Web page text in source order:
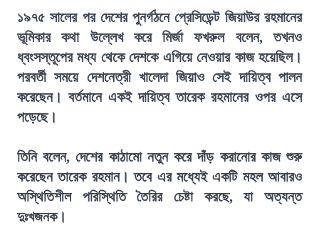
১৯৭৫ সালের পর দেশের পুনর্গঠনে প্রেসিডেন্ট জিয়াউর রহমানের
ভূমিকার কথা উল্লেখ করে মির্জা ফখরুল বলেন, তখনও
ধ্বংসস্তূপের মধ্য থেকে দেশকে এগিয়ে নেওয়ার কাজ হয়েছিল।
পরবর্তী সময়ে দেশনেত্রী খালেদা জিয়াও সেই দায়িত্ব পালন
করেছেন। বর্তমানে একই দায়িত্ব তারেক রহমানের ওপর এসে
পড়েছে।
তিনি বলেন, দেশের কাঠামো নতুন করে দাঁড় করানোর কাজ শুরু
করেছেন তারেক রহমান। তবে এর মধ্যেই একটি মহল আবারও
অস্থিতিশীল পরিস্থিতি তৈরির চেষ্টা করছে, যা অত্যন্ত
দুঃখজনক।